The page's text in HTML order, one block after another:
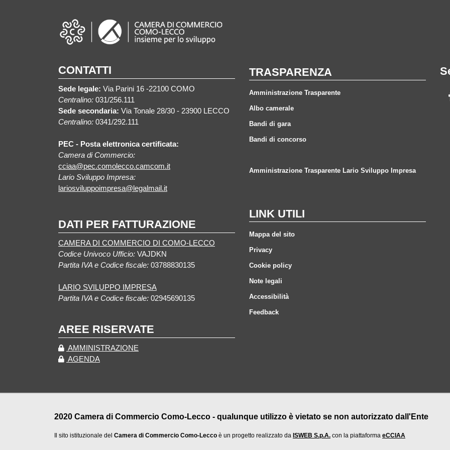
CONTATTI
Sede legale: Via Parini 16 -22100 COMO
Centralino: 031/256.111
Sede secondaria: Via Tonale 28/30 - 23900 LECCO
Centralino: 0341/292.111
PEC - Posta elettronica certificata:
Camera di Commercio:
cciaa@pec.comolecco.camcom.it
Lario Sviluppo Impresa:
lariosviluppoimpresa@legalmail.it
DATI PER FATTURAZIONE
CAMERA DI COMMERCIO DI COMO-LECCO
Codice Univoco Ufficio: VAJDKN
Partita IVA e Codice fiscale: 03788830135
LARIO SVILUPPO IMPRESA
Partita IVA e Codice fiscale: 02945690135
AREE RISERVATE
AMMINISTRAZIONE
AGENDA
TRASPARENZA
Amministrazione Trasparente
Albo camerale
Bandi di gara
Bandi di concorso
Amministrazione Trasparente Lario Sviluppo Impresa
LINK UTILI
Mappa del sito
Privacy
Cookie policy
Note legali
Accessibilità
Feedback
2020 Camera di Commercio Como-Lecco - qualunque utilizzo è vietato se non autorizzato dall'Ente
Il sito istituzionale del Camera di Commercio Como-Lecco è un progetto realizzato da ISWEB S.p.A. con la piattaforma eCCIAA